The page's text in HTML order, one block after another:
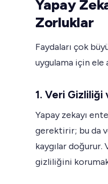
Yapay
Zorluklar
Faydaları çok
uygulama için ele
1. Veri
Yapay zekayı
gerektirir; bu da
kaygılar doğurur.
gizliliğini